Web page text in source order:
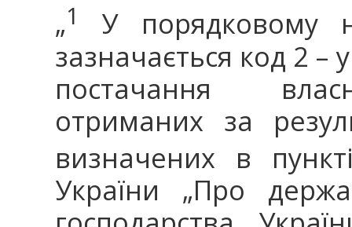
„1
У порядковому
зазначається код 2 –
постачання
отриманих за
визначених в
України „Про